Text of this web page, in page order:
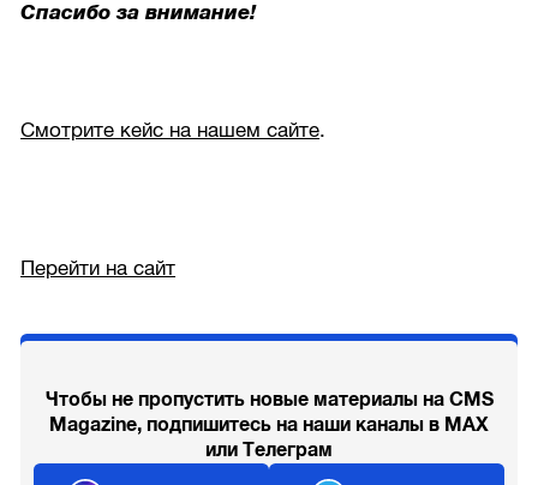
Спасибо за внимание!
Смотрите кейс на нашем сайте.
Перейти на сайт
Чтобы не пропустить новые материалы на CMS
Magazine, подпишитесь на наши каналы в MAX
или Телеграм